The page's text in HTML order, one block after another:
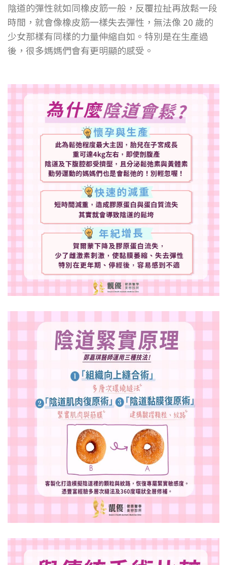
陰道的彈性就如同橡皮筋一般，反覆拉扯再放鬆一段
時間，就會像橡皮筋一樣失去彈性，無法像 20 歲的
少女那樣有同樣的力量伸縮自如。特別是在生產過
後，很多媽媽們會有更明顯的感受。